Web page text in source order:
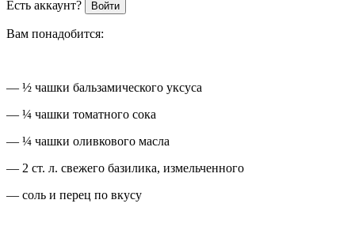
Есть аккаунт? Войти
Вам понадобится:
— ½ чашки бальзамического уксуса
— ¼ чашки томатного сока
— ¼ чашки оливкового масла
— 2 ст. л. свежего базилика, измельченного
— соль и перец по вкусу